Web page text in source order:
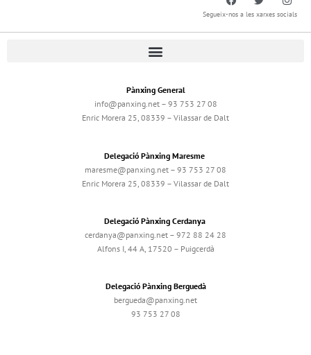
Segueix-nos a les xarxes socials
Pànxing General
info@panxing.net – 93 753 27 08
Enric Morera 25, 08339 – Vilassar de Dalt
Delegació Pànxing Maresme
maresme@panxing.net – 93 753 27 08
Enric Morera 25, 08339 – Vilassar de Dalt
Delegació Pànxing Cerdanya
cerdanya@panxing.net – 972 88 24 28
Alfons I, 44 A, 17520 – Puigcerdà
Delegació Pànxing Berguedà
bergueda@panxing.net
93 753 27 08